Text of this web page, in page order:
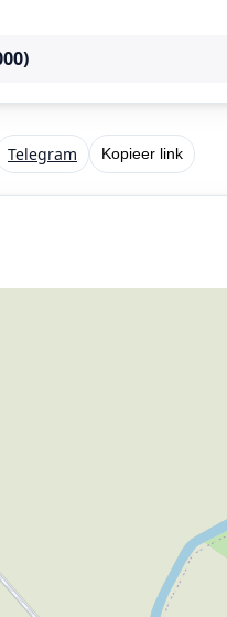
Telegram Kopieer link
Bierum.